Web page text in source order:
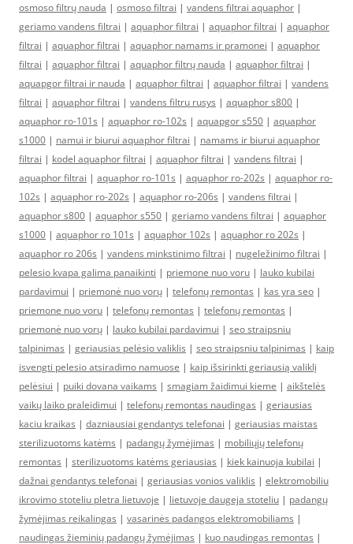
osmoso filtrų nauda | osmoso filtrai | vandens filtrai aquaphor |
geriamo vandens filtrai | aquaphor filtrai | aquaphor filtrai | aquaphor
filtrai | aquaphor filtrai | aquaphor namams ir pramonei | aquaphor
filtrai | aquaphor filtrai | aquaphor filtrų nauda | aquaphor filtrai |
aquapgor filtrai ir nauda | aquaphor filtrai | aquaphor filtrai | vandens
filtrai | aquaphor filtrai | vandens filtru rusys | aquaphor s800 |
aquaphor ro-101s | aquaphor ro-102s | aquapgor s550 | aquaphor
s1000 | namui ir biurui aquaphor filtrai | namams ir biurui aquaphor
filtrai | kodel aquaphor filtrai | aquaphor filtrai | vandens filtrai |
aquaphor filtrai | aquaphor ro-101s | aquaphor ro-202s | aquaphor ro-
102s | aquaphor ro-202s | aquaphor ro-206s | vandens filtrai |
aquaphor s800 | aquaphor s550 | geriamo vandens filtrai | aquaphor
s1000 | aquaphor ro 101s | aquaphor 102s | aquaphor ro 202s |
aquaphor ro 206s | vandens minkstinimo filtrai | nugeležinimo filtrai |
pelesio kvapa galima panaikinti | priemone nuo voru | lauko kubilai
pardavimui | priemonė nuo vorų | telefonų remontas | kas yra seo |
priemone nuo voru | telefonų remontas | telefonų remontas |
priemonė nuo vorų | lauko kubilai pardavimui | seo straipsniu
talpinimas | geriausias pelėsio valiklis | seo straipsniu talpinimas | kaip
isvengti pelesio atsiradimo namuose | kaip išsirinkti geriausią valiklį
pelėsiui | puiki dovana vaikams | smagiam žaidimui kieme | aikštelės
vaikų laiko praleidimui | telefonų remontas naudingas | geriausias
kaciu kraikas | dazniausiai gendantys telefonai | geriausias maistas
sterilizuotoms katėms | padangų žymėjimas | mobiliųjų telefonų
remontas | sterilizuotoms katėms geriausias | kiek kainuoja kubilai |
dažnai gendantys telefonai | geriausias vonios valiklis | elektromobiliu
ikrovimo stoteliu pletra lietuvoje | lietuvoje daugeja stoteliu | padangų
žymėjimas reikalingas | vasarinės padangos elektromobiliams |
naudingas žieminių padangų žymėjimas | kuo naudingas remontas |